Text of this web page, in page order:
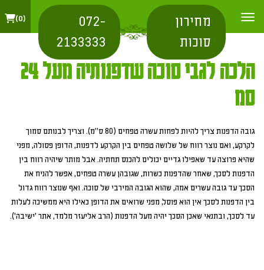
מחירון
סוכות
072-
2133333
0
הלכה לגבי סוכה שדפנותיה מעל 24
סמ
גובה הדפנות צריך להיות לפחות עשרה טפחים (80 ס"מ). וצריך לבנותם סמוך
לקרקע, ואם נוצר רווח של שלושה טפחים בין הקרקע לדפנות, הדופן פסולה, מפני
שהיא פרוצה עד שאפילו גדיים יכולים להכנס תחתיה. אבל מותר שיהיה רווח בין
הדפנות לסכך, שאחר שהדפנות כשרות, שגובהן עשרה טפחים, אפשר להניח את
הסכך עד גובה עשרים אמה, שהוא הגובה המירבי של סוכה. ואף שנוצר רווח גדול
בין הדפנות לסכך אין הוא פוסל, מפני שרואים את הדופן כאילו היא ממשיכה לעלות
עד לסכך, ובתנאי שאכן הסכך יהיה מעל הדפנות (הרב אליעזר מלמד, אתר 'ישיבה').